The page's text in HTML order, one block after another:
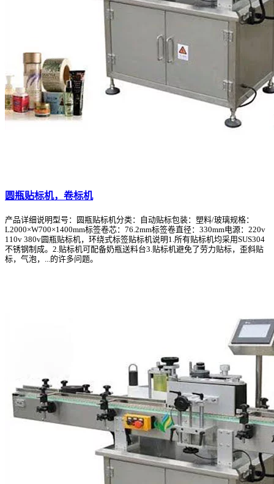
圆瓶贴标机，卷标机
产品详细说明型号：圆瓶贴标机分类：自动贴标包装：塑料/玻璃规格：
L2000×W700×1400mm标签卷芯：76.2mm标签卷直径：330mm电源：220v
110v 380v圆瓶贴标机，环绕式标签贴标机说明1.所有贴标机均采用SUS304
不锈钢制成。2.贴标机可配备奶瓶送料台3.贴标机避免了劳力贴标，歪斜贴
标，气泡，...的许多问题。